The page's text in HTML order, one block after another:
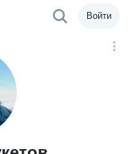
Войти